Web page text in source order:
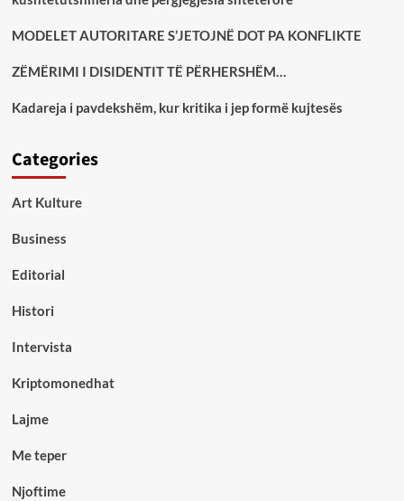
MODELET AUTORITARE S’JETOJNË DOT PA KONFLIKTE
ZËMËRIMI I DISIDENTIT TË PËRHERSHËM…
Kadareja i pavdekshëm, kur kritika i jep formë kujtesës
Categories
Art Kulture
Business
Editorial
Histori
Intervista
Kriptomonedhat
Lajme
Me teper
Njoftime